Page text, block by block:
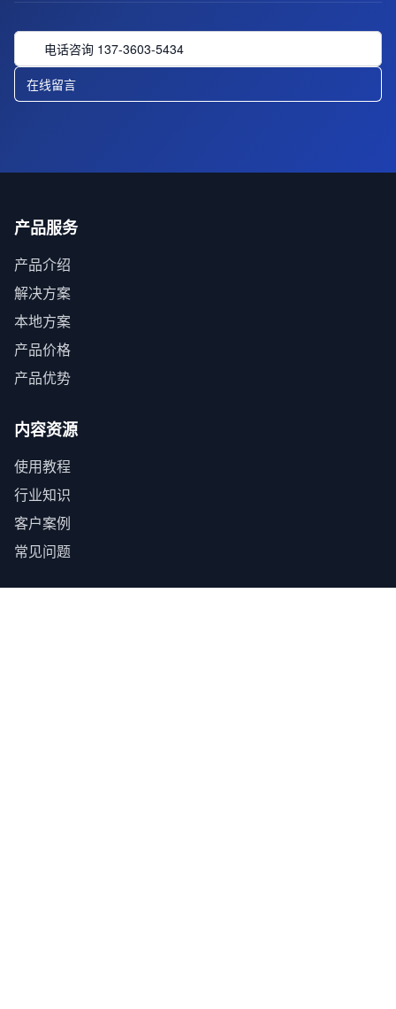
电话咨询 137-3603-5434
在线留言
产品服务
产品介绍
解决方案
本地方案
产品价格
产品优势
内容资源
使用教程
行业知识
客户案例
常见问题